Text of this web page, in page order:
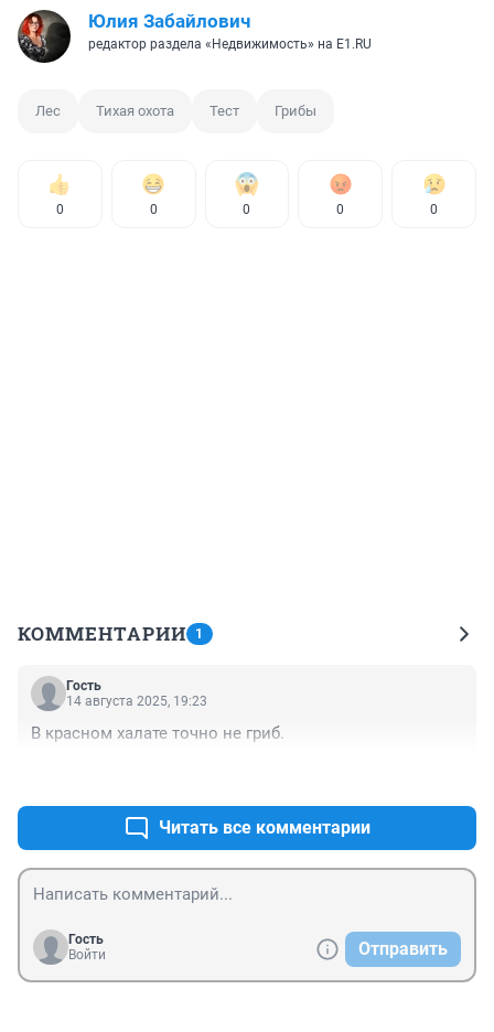
Юлия Забайлович
редактор раздела «Недвижимость» на E1.RU
Лес Тихая охота Тест Грибы
0 0 0 0 0
КОММЕНТАРИИ 1
Гость
14 августа 2025, 19:23
В красном халате точно не гриб.
Читать все комментарии
Гость
Войти
Отправить